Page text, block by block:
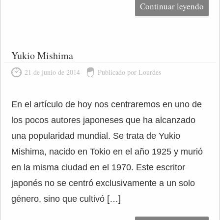
Continuar leyendo
Yukio Mishima
21 de junio de 2014 Publicado por Lourdes
En el artículo de hoy nos centraremos en uno de
los pocos autores japoneses que ha alcanzado
una popularidad mundial. Se trata de Yukio
Mishima, nacido en Tokio en el año 1925 y murió
en la misma ciudad en el 1970. Este escritor
japonés no se centró exclusivamente a un solo
género, sino que cultivó […]